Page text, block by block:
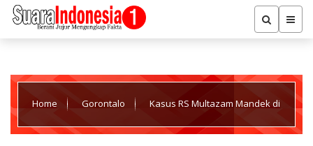
Home Gorontalo Kasus RS Multazam Mandek di